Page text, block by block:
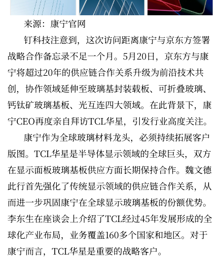
来源：康宁官网
钉科技注意到，这次访问距离康宁与京东方签署
战略合作备忘录不足一个月。5月20日，京东方与康
宁将超过20年的供应链合作关系升级为前沿技术共
创，协作领域延伸至玻璃基封装载板、可折叠玻璃、
钙钛矿玻璃基板、光互连四大领域。在此背景下，康
宁CEO再度亲自拜访TCL华星，引发行业高度关注。
康宁作为全球玻璃材料龙头，必须持续拓展客户
版图。TCL华星是半导体显示领域的全球巨头，双方
在显示面板玻璃基板供应方面长期保持合作。魏文德
此行首先强化了传统显示领域的供应链合作关系，从
而进一步巩固康宁在全球显示玻璃基板的份额优势。
李东生在座谈会上介绍了TCL经过45年发展形成的全
球化产业布局，业务覆盖160多个国家和地区。对于
康宁而言，TCL华星是重要的战略客户。